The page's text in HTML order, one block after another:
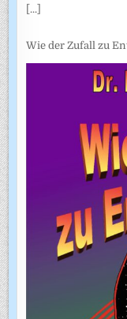
[...]
Wie der Zufall zu